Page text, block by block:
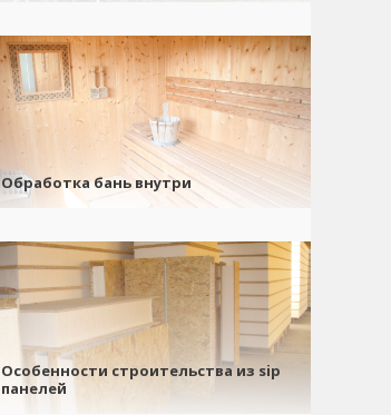
Обработка бань внутри
Особенности строительства из sip
панелей